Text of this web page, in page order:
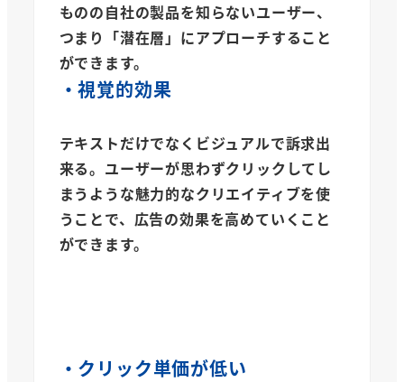
ものの自社の製品を知らないユーザー、
つまり「潜在層」にアプローチすること
ができます。
・視覚的効果
テキストだけでなくビジュアルで訴求出
来る。ユーザーが思わずクリックしてし
まうような魅力的なクリエイティブを使
うことで、広告の効果を高めていくこと
ができます。
・クリック単価が低い